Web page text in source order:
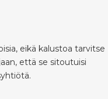
eikä kalustoa tarvitse
että se sitoutuisi